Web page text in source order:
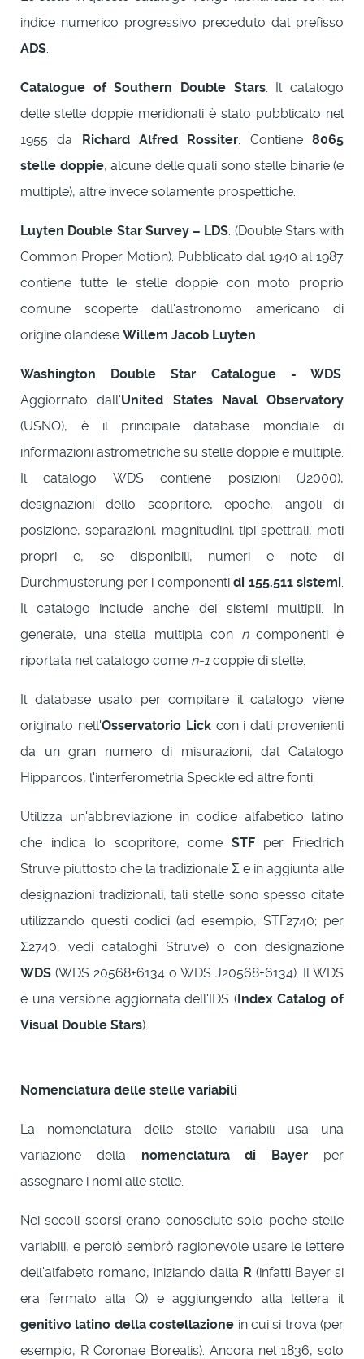
indice numerico progressivo preceduto dal prefisso
ADS
Catalogue of Southern Double Stars. Il catalogo
delle stelle doppie meridionali è stato pubblicato nel
1955 da Richard Alfred Rossiter . Contiene8065
stelle doppie, alcune delle quali sono stelle binarie (e
multiple), altre invece solamente prospettiche.
Luyten Double Star Survey – LDS: (Double Stars with
Common Proper Motion). Pubblicato dal 1940 al 1987
contiene tutte le stelle doppie con moto proprio
comune scoperte dall'astronomo americano di
origine olandese Willem Jacob Luyten
Washington Double Star Catalogue - WDS
Aggiornato dall'United States Naval Observatory
(USNO), è il principale database mondiale di
informazioni astrometriche su stelle doppie e multiple.
Il catalogo WDS contiene posizioni (J2000),
designazioni dello scopritore, epoche, angoli di
posizione, separazioni, magnitudini, tipi spettrali, moti
propri e, se disponibili, numeri e note di
Durchmusterung per i componenti di 155.511 sistemi
Il catalogo include anche dei sistemi multipli. In
generale, una stella multipla con ncomponenti è
riportata nel catalogo come n-1 coppie di stelle.
Il database usato per compilare il catalogo viene
originato nell'Osservatorio Lickcon i dati provenienti
da un gran numero di misurazioni, dal Catalogo
Hipparcos, l'interferometria Speckle ed altre fonti.
Utilizza un'abbreviazione in codice alfabetico latino
che indica lo scopritore, come STFper Friedrich
Struve piuttosto che la tradizionale Σ e in aggiunta alle
designazioni tradizionali, tali stelle sono spesso citate
utilizzando questi codici (ad esempio, STF2740; per
Σ2740; vedi cataloghi Struve) o con designazione
WDS (WDS 20568+6134 o WDS J20568+6134). Il WDS
è una versione aggiornata dell'IDS (Index Catalog of
Visual Double Stars).
Nomenclatura delle stelle variabili
La nomenclatura delle stelle variabili usa una
variazione della nomenclatura di Bayer per
assegnare i nomi alle stelle.
Nei secoli scorsi erano conosciute solo poche stelle
variabili, e perciò sembrò ragionevole usare le lettere
dell'alfabeto romano, iniziando dalla R (infatti Bayer si
era fermato alla Q) e aggiungendo alla lettera il
genitivo latino della costellazione in cui si trova (per
esempio, R Coronae Borealis). Ancora nel 1836, solo